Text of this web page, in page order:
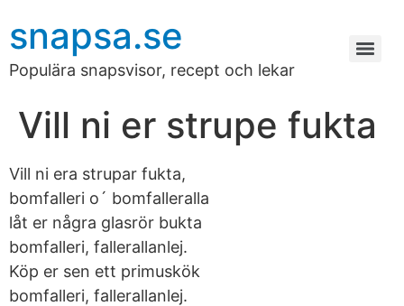
snapsa.se
Populära snapsvisor, recept och lekar
Vill ni er strupe fukta
Vill ni era strupar fukta,
bomfalleri o´ bomfalleralla
låt er några glasrör bukta
bomfalleri, fallerallanlej.
Köp er sen ett primuskök
bomfalleri, fallerallanlej.